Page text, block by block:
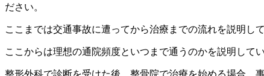
ださい。
ここまでは交通事故に遭ってから治療までの流れを説明し
ここからは理想の通院頻度といつまで通うのかを説明してい
整形外科で診断を受けた後、整骨院で治療を始める場合、